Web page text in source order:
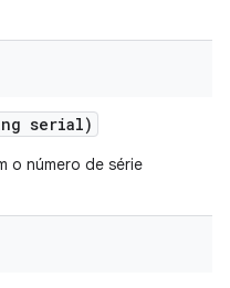
serial)
o número de série